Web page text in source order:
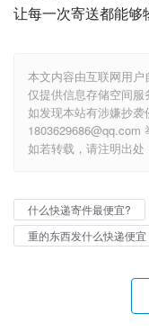
让每一次寄送都能够
本文内容由互联网用
仅提供信息存储空间服
如发现本站有涉嫌抄
1803629686@qq.com
如若转载，请注明出
什么快递寄件最便宜?
重的东西发什么快递便宜